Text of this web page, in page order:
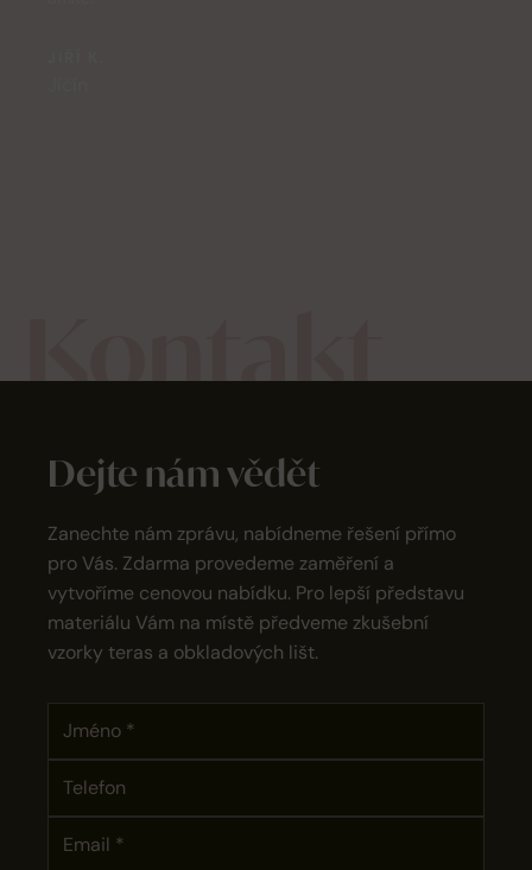
Kontakt
Dejte nám vědět
Zanechte nám zprávu, nabídneme řešení přímo
pro Vás. Zdarma provedeme zaměření a
vytvoříme cenovou nabídku. Pro lepší představu
materiálu Vám na místě předveme zkušební
vzorky teras a obkladových lišt.